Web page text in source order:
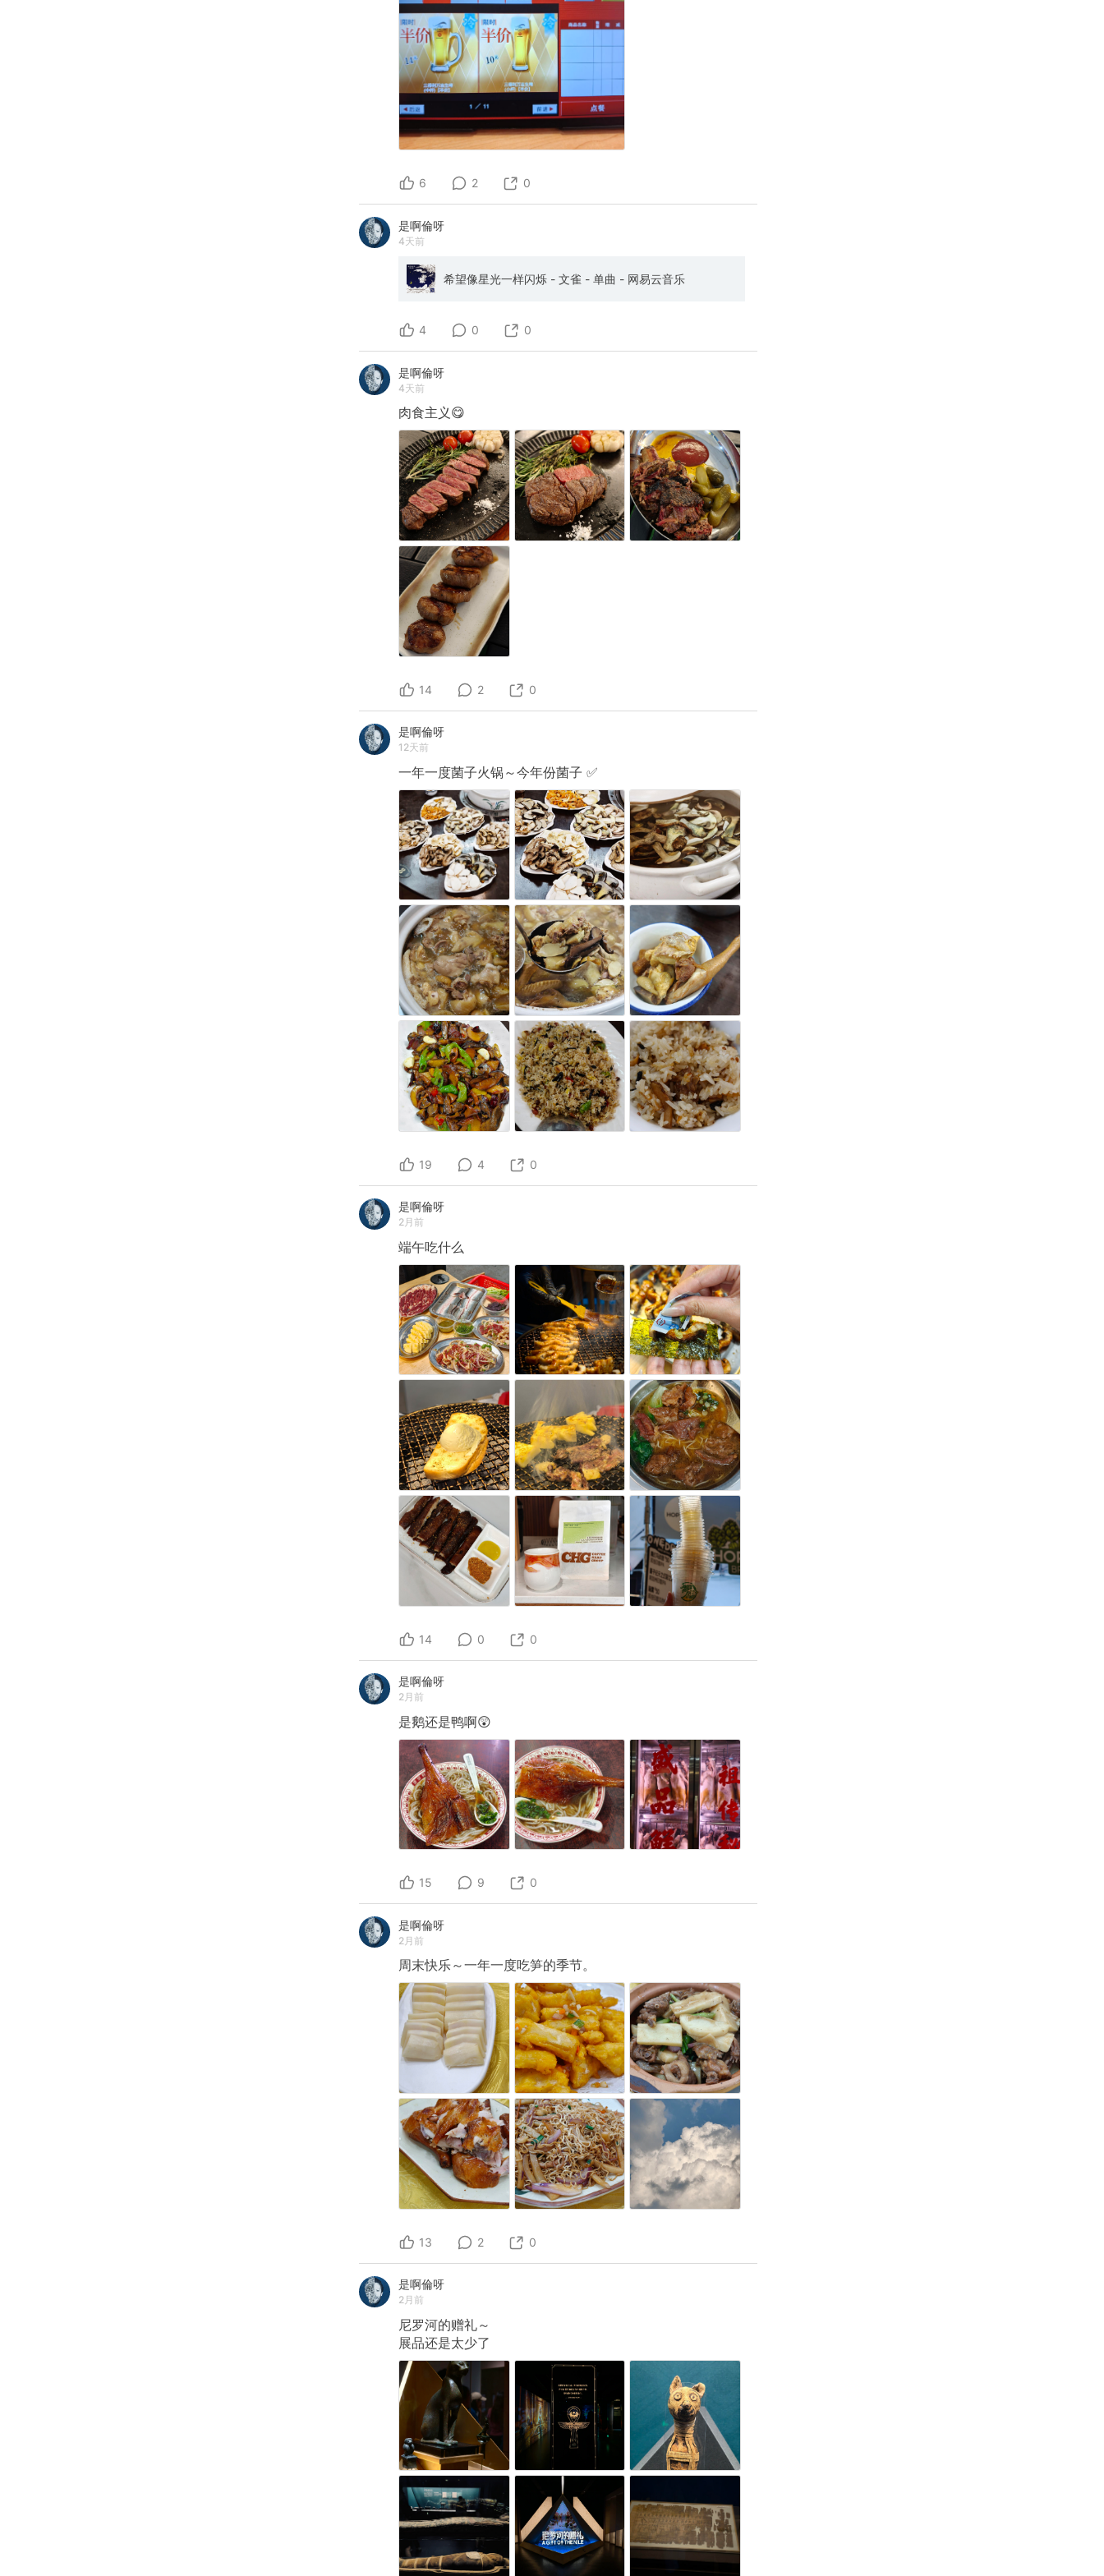
6 2 0
是啊倫呀
4天前
希望像星光一样闪烁 - 文雀 - 单曲 - 网易云音乐
4 0 0
是啊倫呀
4天前
肉食主义😋
14 2 0
是啊倫呀
12天前
一年一度菌子火锅～今年份菌子 ✅
19 4 0
是啊倫呀
2月前
端午吃什么
14 0 0
是啊倫呀
2月前
是鹅还是鸭啊😲
15 9 0
是啊倫呀
2月前
周末快乐～一年一度吃笋的季节。
13 2 0
是啊倫呀
2月前
尼罗河的赠礼～
展品还是太少了